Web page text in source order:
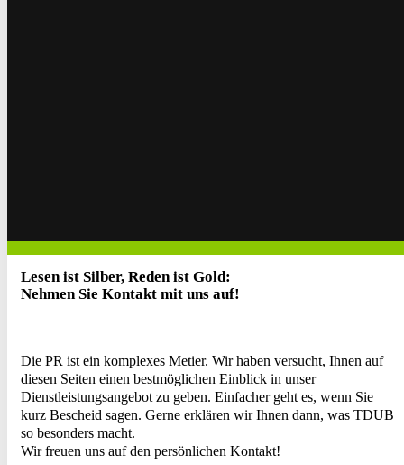
Lesen ist Silber, Reden ist Gold:
Nehmen Sie Kontakt mit uns auf!
Die PR ist ein komplexes Metier. Wir haben versucht, Ihnen auf
diesen Seiten einen bestmöglichen Einblick in unser
Dienstleistungsangebot zu geben. Einfacher geht es, wenn Sie
kurz Bescheid sagen. Gerne erklären wir Ihnen dann, was TDUB
so besonders macht.
Wir freuen uns auf den persönlichen Kontakt!